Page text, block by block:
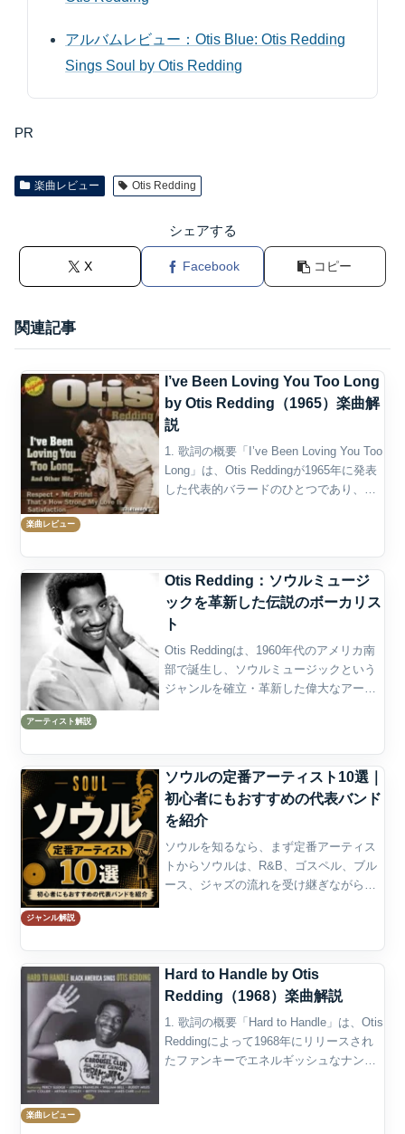
アルバムレビュー：Otis Blue: Otis Redding
Sings Soul by Otis Redding
PR
楽曲レビュー Otis Redding
シェアする
X Facebook コピー
関連記事
楽曲レビュー
I’ve Been Loving You Too Long
by Otis Redding（1965）楽曲解
説
1. 歌詞の概要「I’ve Been Loving You Too
Long」は、Otis Reddingが1965年に発表
した代表的バラードのひとつであり、愛
アーティスト解説
Otis Redding：ソウルミュージ
ックを革新した伝説のボーカリス
ト
Otis Reddingは、1960年代のアメリカ南
部で誕生し、ソウルミュージックという
ジャンルを確立・革新した偉大なアーテ
る。本記...
ジャンル解説
ソウルの定番アーティスト10選｜
初心者にもおすすめの代表バンド
を紹介
ソウルを知るなら、まず定番アーティス
トからソウルは、R&B、ゴスペル、ブル
ース、ジャズの流れを受け継ぎながら、
ム隊の厚いアンサンブル...
楽曲レビュー
Hard to Handle by Otis
Redding（1968）楽曲解説
1. 歌詞の概要「Hard to Handle」は、Otis
Reddingによって1968年にリリースされ
たファンキーでエネルギッシュなナンバ